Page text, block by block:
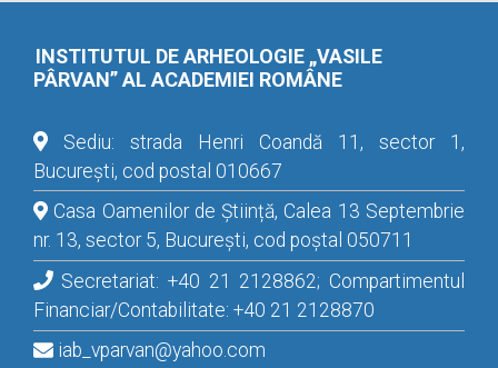
INSTITUTUL DE ARHEOLOGIE „VASILE
PÂRVAN” AL ACADEMIEI ROMÂNE
Sediu: strada Henri Coandă 11, sector 1,
București, cod postal 010667
Casa Oamenilor de Știință, Calea 13 Septembrie
nr. 13, sector 5, București, cod poștal 050711
Secretariat: +40 21 2128862; Compartimentul
Financiar/Contabilitate: +40 21 2128870
iab_vparvan@yahoo.com